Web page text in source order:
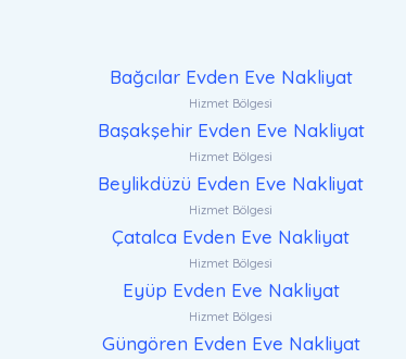
Bağcılar Evden Eve Nakliyat
Hizmet Bölgesi
Başakşehir Evden Eve Nakliyat
Hizmet Bölgesi
Beylikdüzü Evden Eve Nakliyat
Hizmet Bölgesi
Çatalca Evden Eve Nakliyat
Hizmet Bölgesi
Eyüp Evden Eve Nakliyat
Hizmet Bölgesi
Güngören Evden Eve Nakliyat